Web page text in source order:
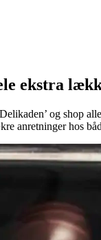
ekstra
og shop
anretninger hos